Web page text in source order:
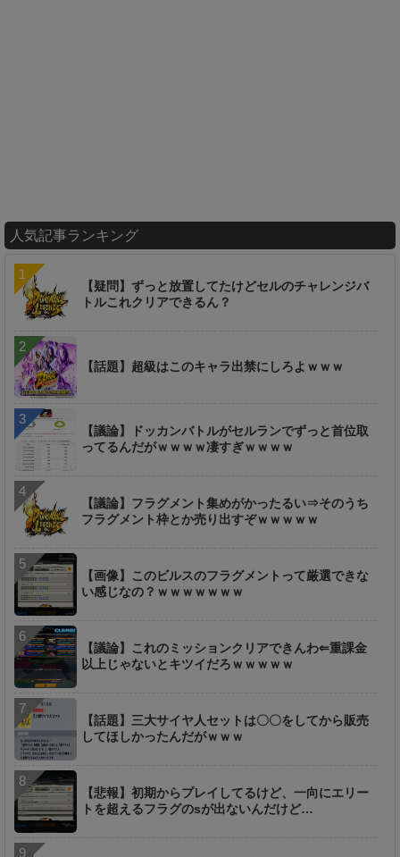
人気記事ランキング
【疑問】ずっと放置してたけどセルのチャレンジバ
トルこれクリアできるん？
【話題】超級はこのキャラ出禁にしろよｗｗｗ
【議論】ドッカンバトルがセルランでずっと首位取
ってるんだがｗｗｗｗ凄すぎｗｗｗｗ
【議論】フラグメント集めがかったるい⇒そのうち
フラグメント枠とか売り出すぞｗｗｗｗｗ
【画像】このビルスのフラグメントって厳選できな
い感じなの？ｗｗｗｗｗｗｗ
【議論】これのミッションクリアできんわ⇐重課金
以上じゃないとキツイだろｗｗｗｗｗ
【話題】三大サイヤ人セットは〇〇をしてから販売
してほしかったんだがｗｗｗ
【悲報】初期からプレイしてるけど、一向にエリー
トを超えるフラグのsが出ないんだけど…